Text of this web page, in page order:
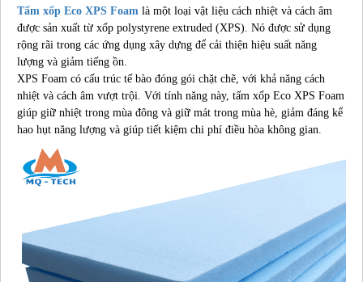
Tấm xốp Eco XPS Foam là một loại vật liệu cách nhiệt và cách âm
được sản xuất từ xốp polystyrene extruded (XPS). Nó được sử dụng
rộng rãi trong các ứng dụng xây dựng để cải thiện hiệu suất năng
lượng và giảm tiếng ồn.
XPS Foam có cấu trúc tế bào đóng gói chặt chẽ, với khả năng cách
nhiệt và cách âm vượt trội. Với tính năng này, tấm xốp Eco XPS Foam
giúp giữ nhiệt trong mùa đông và giữ mát trong mùa hè, giảm đáng kể
hao hụt năng lượng và giúp tiết kiệm chi phí điều hòa không gian.